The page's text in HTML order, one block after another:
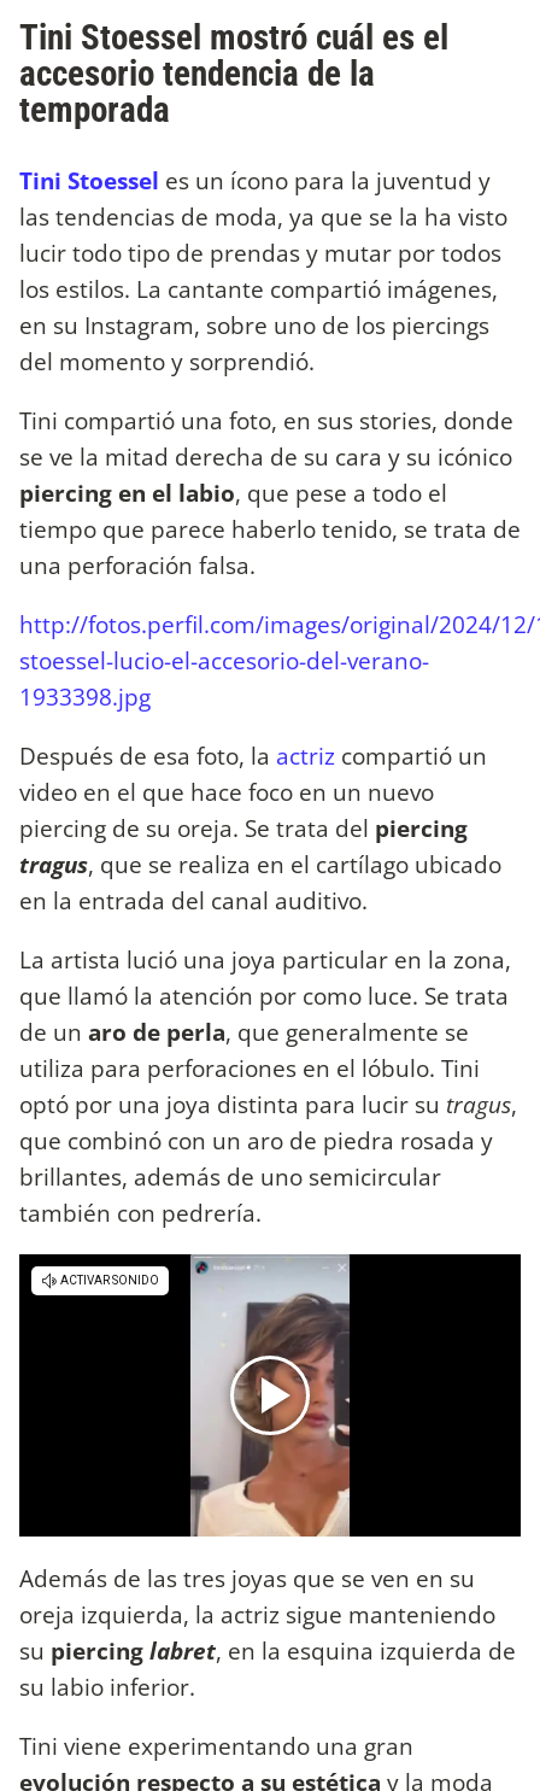
Tini Stoessel mostró cuál es el
accesorio tendencia de la
temporada
Tini Stoessel es un ícono para la juventud y
las tendencias de moda, ya que se la ha visto
lucir todo tipo de prendas y mutar por todos
los estilos. La cantante compartió imágenes,
en su Instagram, sobre uno de los piercings
del momento y sorprendió.
Tini compartió una foto, en sus stories, donde
se ve la mitad derecha de su cara y su icónico
piercing en el labio, que pese a todo el
tiempo que parece haberlo tenido, se trata de
una perforación falsa.
http://fotos.perfil.com/images/original/2024/
stoessel-lucio-el-accesorio-del-verano-
1933398.jpg
Después de esa foto, la actriz compartió un
video en el que hace foco en un nuevo
piercing de su oreja. Se trata del piercing
tragus, que se realiza en el cartílago ubicado
en la entrada del canal auditivo.
La artista lució una joya particular en la zona,
que llamó la atención por como luce. Se trata
de un aro de perla, que generalmente se
utiliza para perforaciones en el lóbulo. Tini
optó por una joya distinta para lucir su tragus,
que combinó con un aro de piedra rosada y
brillantes, además de uno semicircular
también con pedrería.
Además de las tres joyas que se ven en su
oreja izquierda, la actriz sigue manteniendo
su piercinglabret, en la esquina izquierda de
su labio inferior.
Tini viene experimentando una gran
evolución respecto a su estética y la moda